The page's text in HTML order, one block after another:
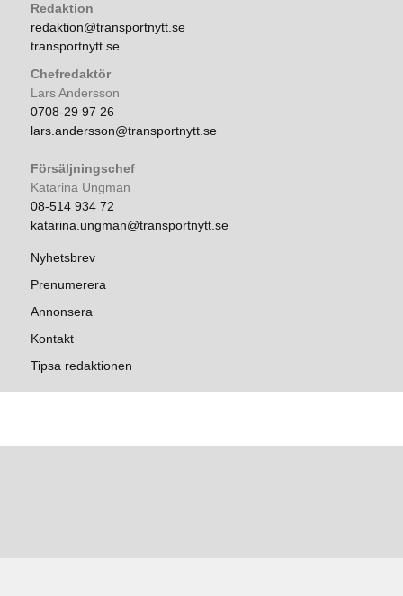
Redaktion
redaktion@transportnytt.se
transportnytt.se
Chefredaktör
Lars Andersson
0708-29 97 26
lars.andersson@transportnytt.se
Försäljningschef
Katarina Ungman
08-514 934 72
katarina.ungman@transportnytt.se
Nyhetsbrev
Prenumerera
Annonsera
Kontakt
Tipsa redaktionen